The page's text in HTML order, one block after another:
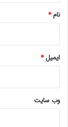
نام*
ایمیل*
وب‌ سایت